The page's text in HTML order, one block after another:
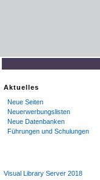
Aktuelles
Neue Seiten
Neuerwerbungslisten
Neue Datenbanken
Führungen und Schulungen
Visual Library Server 2018